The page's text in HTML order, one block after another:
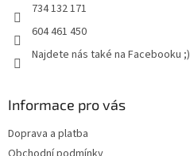
734 132 171
604 461 450
Najdete nás také na Facebooku ;)
Informace pro vás
Doprava a platba